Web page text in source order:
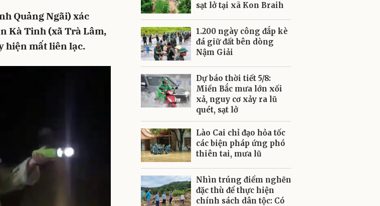
Quảng Ngãi) xác
Kà Tinh (xã Trà Lâm,
hiện mất liên lạc.
sạt lở tại xã Kon Braih
1.200 ngày công đắp kè
đá giữ đất bên dòng
Nậm Giải
Dự báo thời tiết 5/8:
Miền Bắc mưa lớn xối
xả, nguy cơ xảy ra lũ
quét, sạt lở
Lào Cai chỉ đạo hỏa tốc
các biện pháp ứng phó
thiên tai, mưa lũ
Nhìn trúng điểm nghẽn
đặc thù để thực hiện
chính sách dân tộc: Có
Gửi